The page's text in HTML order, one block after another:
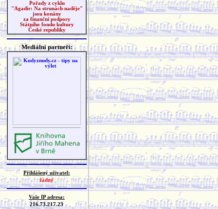
Pořady z cyklu
"Agadir: Na strunách naděje"
jsou konány
za finanční podpory
Státního fondu kultury
České republiky
Mediální partneři:
Přihlášený uživatel:
žádný
Vaše IP adresa:
216.73.217.23